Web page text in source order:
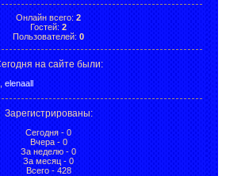
Онлайн всего: 2
Гостей: 2
Пользователей: 0
на сайте были:
elenaall
Зарегистрированы:
Сегодня - 0
Вчера - 0
За неделю - 0
За месяц - 0
Всего - 428